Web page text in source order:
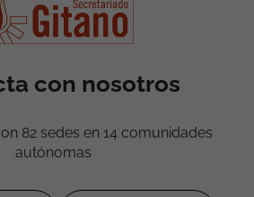
con nosotros
82 sedes en 14 comunidades
autónomas